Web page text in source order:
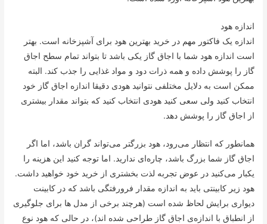
اندازه هود
اندازه یک فاکتور مهم در خرید بهترین هود برای آشپزخانه است. بهتر
است اندازه هود شما با اجاق گاز یکی باشد تا بتواند تمام سطح اجاق
گاز را پوشش داده و همه ذرات دود و مواد غذایی را جذب کند. البته
ممکن است به دلایل مختلفی نتوانید هودی دقیقا اندازه اجاق گاز خود
انتخاب کنید ولی سعی کنید هودی انتخاب کنید که بتواند مقدار بیشتری
از اجاق گاز را پوشش دهد.
همانطور که انتظار می‌رود، هود بزرگتر می‌تواند گران باشد، اما اگر
اجاق گاز شما بزرگ باشد، چاره‌ای ندارید. اما توجه کنید این هزینه را
یکبار می‌کنید در عوض تجربه لذت بخشتری از خرید خود خواهید داشت.
هود زیر کابینتی باید به اندازه مقدار فرورفتگی باشد که در کابینت
دیواری برایش لحاظ شده است (هرچند برخی از مدل ها برای جلوگیری
از انطباق با اندازه‌ی اجاق گاز طراحی شده اند)، در حالی که هود نوع